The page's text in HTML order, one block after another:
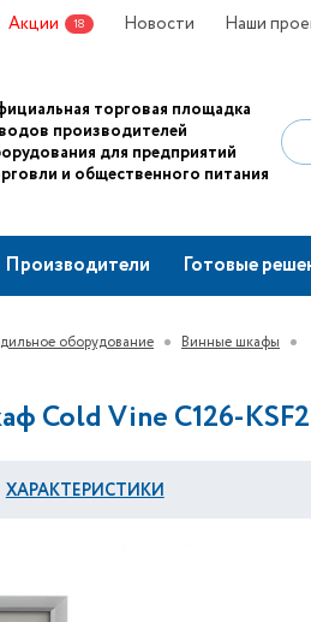
Акции 18 Новости Наши
торговая площадка
производителей
для предприятий
и общественного питания
Производители Готовые
оборудование Винные шкафы
Cold Vine C126-KSF2
ХАРАКТЕРИСТИКИ